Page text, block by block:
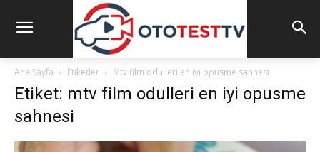
Ana Sayfa Etiketler Mtv film odulleri en iyi opusme sahnesi
Etiket: mtv film odulleri en iyi opusme
sahnesi